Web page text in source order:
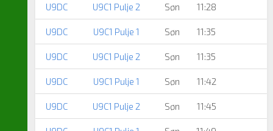
U9DC U9C1 Pulje 2 Søn 11:28
U9DC U9C1 Pulje 1 Søn 11:35
U9DC U9C1 Pulje 2 Søn 11:35
U9DC U9C1 Pulje 1 Søn 11:42
U9DC U9C1 Pulje 2 Søn 11:45